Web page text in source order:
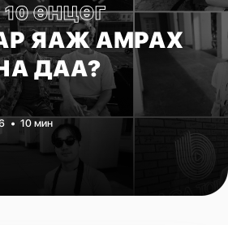
10 ӨНЦӨГ
ЯАЖ АМРАХ
ДАА?
10 мин